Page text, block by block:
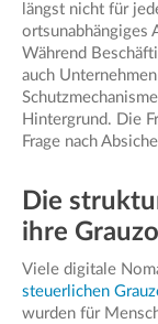
längst nicht für
ortsunabhängiges
Während
auch
Hintergrund. Die
Frage nach
Die
ihre
Viele digitale
steuerlichen
wurden für